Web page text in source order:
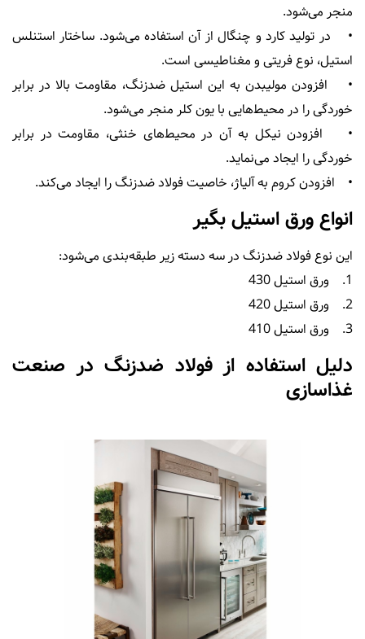
منجر می‌شود.
• در تولید کارد و چنگال از آن استفاده می‌شود. ساختار استنلس
استیل، نوع فریتی و مغناطیسی است.
• افزودن مولیبدن به این استیل ضدزنگ، مقاومت بالا در برابر
خوردگی را در محیط‌هایی با یون کلر منجر می‌شود.
• افزودن نیکل به آن در محیط‌های خنثی، مقاومت در برابر
خوردگی را ایجاد می‌نماید.
• افزودن کروم به آلیاژ، خاصیت فولاد ضدزنگ را ایجاد می‌کند.
انواع ورق استیل بگیر
این نوع فولاد ضدزنگ در سه دسته زیر طبقه‌بندی می‌شود:
1. ورق استیل 430
2. ورق استیل 420
3. ورق استیل 410
دلیل استفاده از فولاد ضدزنگ در صنعت
غذاسازی